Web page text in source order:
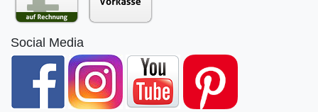
Social Media